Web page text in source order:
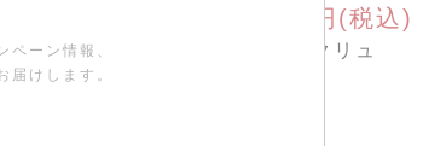
sale 10,560円(税込)
カラー : エクリュ
ペーン情報、
届けします。